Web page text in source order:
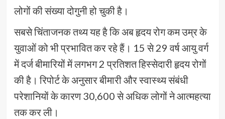
लोगों की संख्या दोगुनी हो चुकी है।
सबसे चिंताजनक तथ्य यह है कि अब हृदय रोग कम उम्र के
युवाओं को भी प्रभावित कर रहे हैं। 15 से 29 वर्ष आयु वर्ग
में दर्ज बीमारियों में लगभग 2 प्रतिशत हिस्सेदारी हृदय रोगों
की है। रिपोर्ट के अनुसार बीमारी और स्वास्थ्य संबंधी
परेशानियों के कारण 30,600 से अधिक लोगों ने आत्महत्या
तक कर ली।